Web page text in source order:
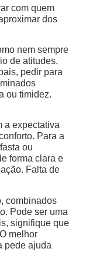
com quem
dos
nem sempre
de atitudes.
pedir para
ou timidez.
a expectativa
Para a
ou
forma clara e
Falta de
combinados
Pode ser uma
signifique que
melhor
pede ajuda